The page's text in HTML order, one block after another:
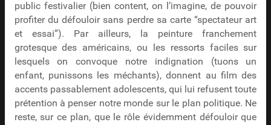
public festivalier (bien content, on l’imagine, de pouvoir
profiter du défouloir sans perdre sa carte “spectateur art
et essai”). Par ailleurs, la peinture franchement
grotesque des américains, ou les ressorts faciles sur
lesquels on convoque notre indignation (tuons un
enfant, punissons les méchants), donnent au film des
accents passablement adolescents, qui lui refusent toute
prétention à penser notre monde sur le plan politique. Ne
reste, sur ce plan, que le rôle évidemment défouloir que